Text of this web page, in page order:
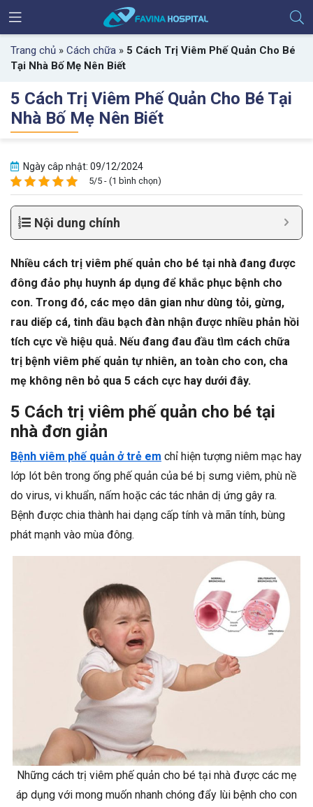
Trang chủ » Cách chữa » 5 Cách Trị Viêm Phế Quản Cho Bé
Tại Nhà Bố Mẹ Nên Biết
5 Cách Trị Viêm Phế Quản Cho Bé Tại
Nhà Bố Mẹ Nên Biết
Ngày câp nhật: 09/12/2024
5/5 - (1 bình chọn)
Nội dung chính
Nhiều cách trị viêm phế quản cho bé tại nhà đang được
đông đảo phụ huynh áp dụng để khắc phục bệnh cho
con. Trong đó, các mẹo dân gian như dùng tỏi, gừng,
rau diếp cá, tinh dầu bạch đàn nhận được nhiều phản hồi
tích cực về hiệu quả. Nếu đang đau đầu tìm cách chữa
trị bệnh viêm phế quản tự nhiên, an toàn cho con, cha
mẹ không nên bỏ qua 5 cách cực hay dưới đây.
5 Cách trị viêm phế quản cho bé tại
nhà đơn giản
Bệnh viêm phế quản ở trẻ em chỉ hiện tượng niêm mạc hay
lớp lót bên trong ống phế quản của bé bị sưng viêm, phù nề
do virus, vi khuẩn, nấm hoặc các tác nhân dị ứng gây ra.
Bệnh được chia thành hai dạng cấp tính và mãn tính, bùng
phát mạnh vào mùa đông.
Những cách trị viêm phế quản cho bé tại nhà được các mẹ
áp dụng với mong muốn nhanh chóng đẩy lùi bệnh cho con